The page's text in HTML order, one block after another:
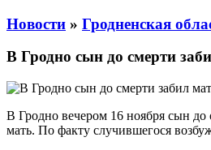
Новости » Гродненская
В Гродно сын до смерти
В Гродно вечером 16 ноября сын
мать. По факту случившегося